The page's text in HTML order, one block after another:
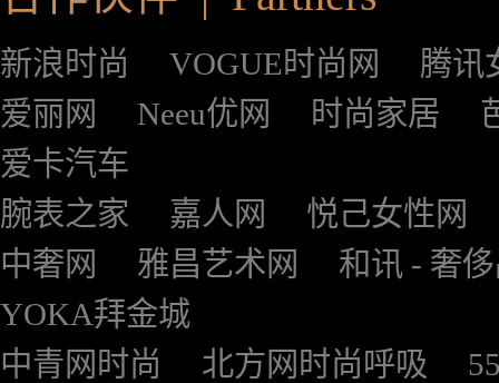
新浪时尚 VOGUE时尚网
腾讯
爱丽网
Neeu优网 时尚家居
爱卡汽车
腕表之家
嘉人网
悦己女性网
中奢网
雅昌艺术网
和讯 - 奢
YOKA拜金城
中青网时尚
北方网时尚呼吸